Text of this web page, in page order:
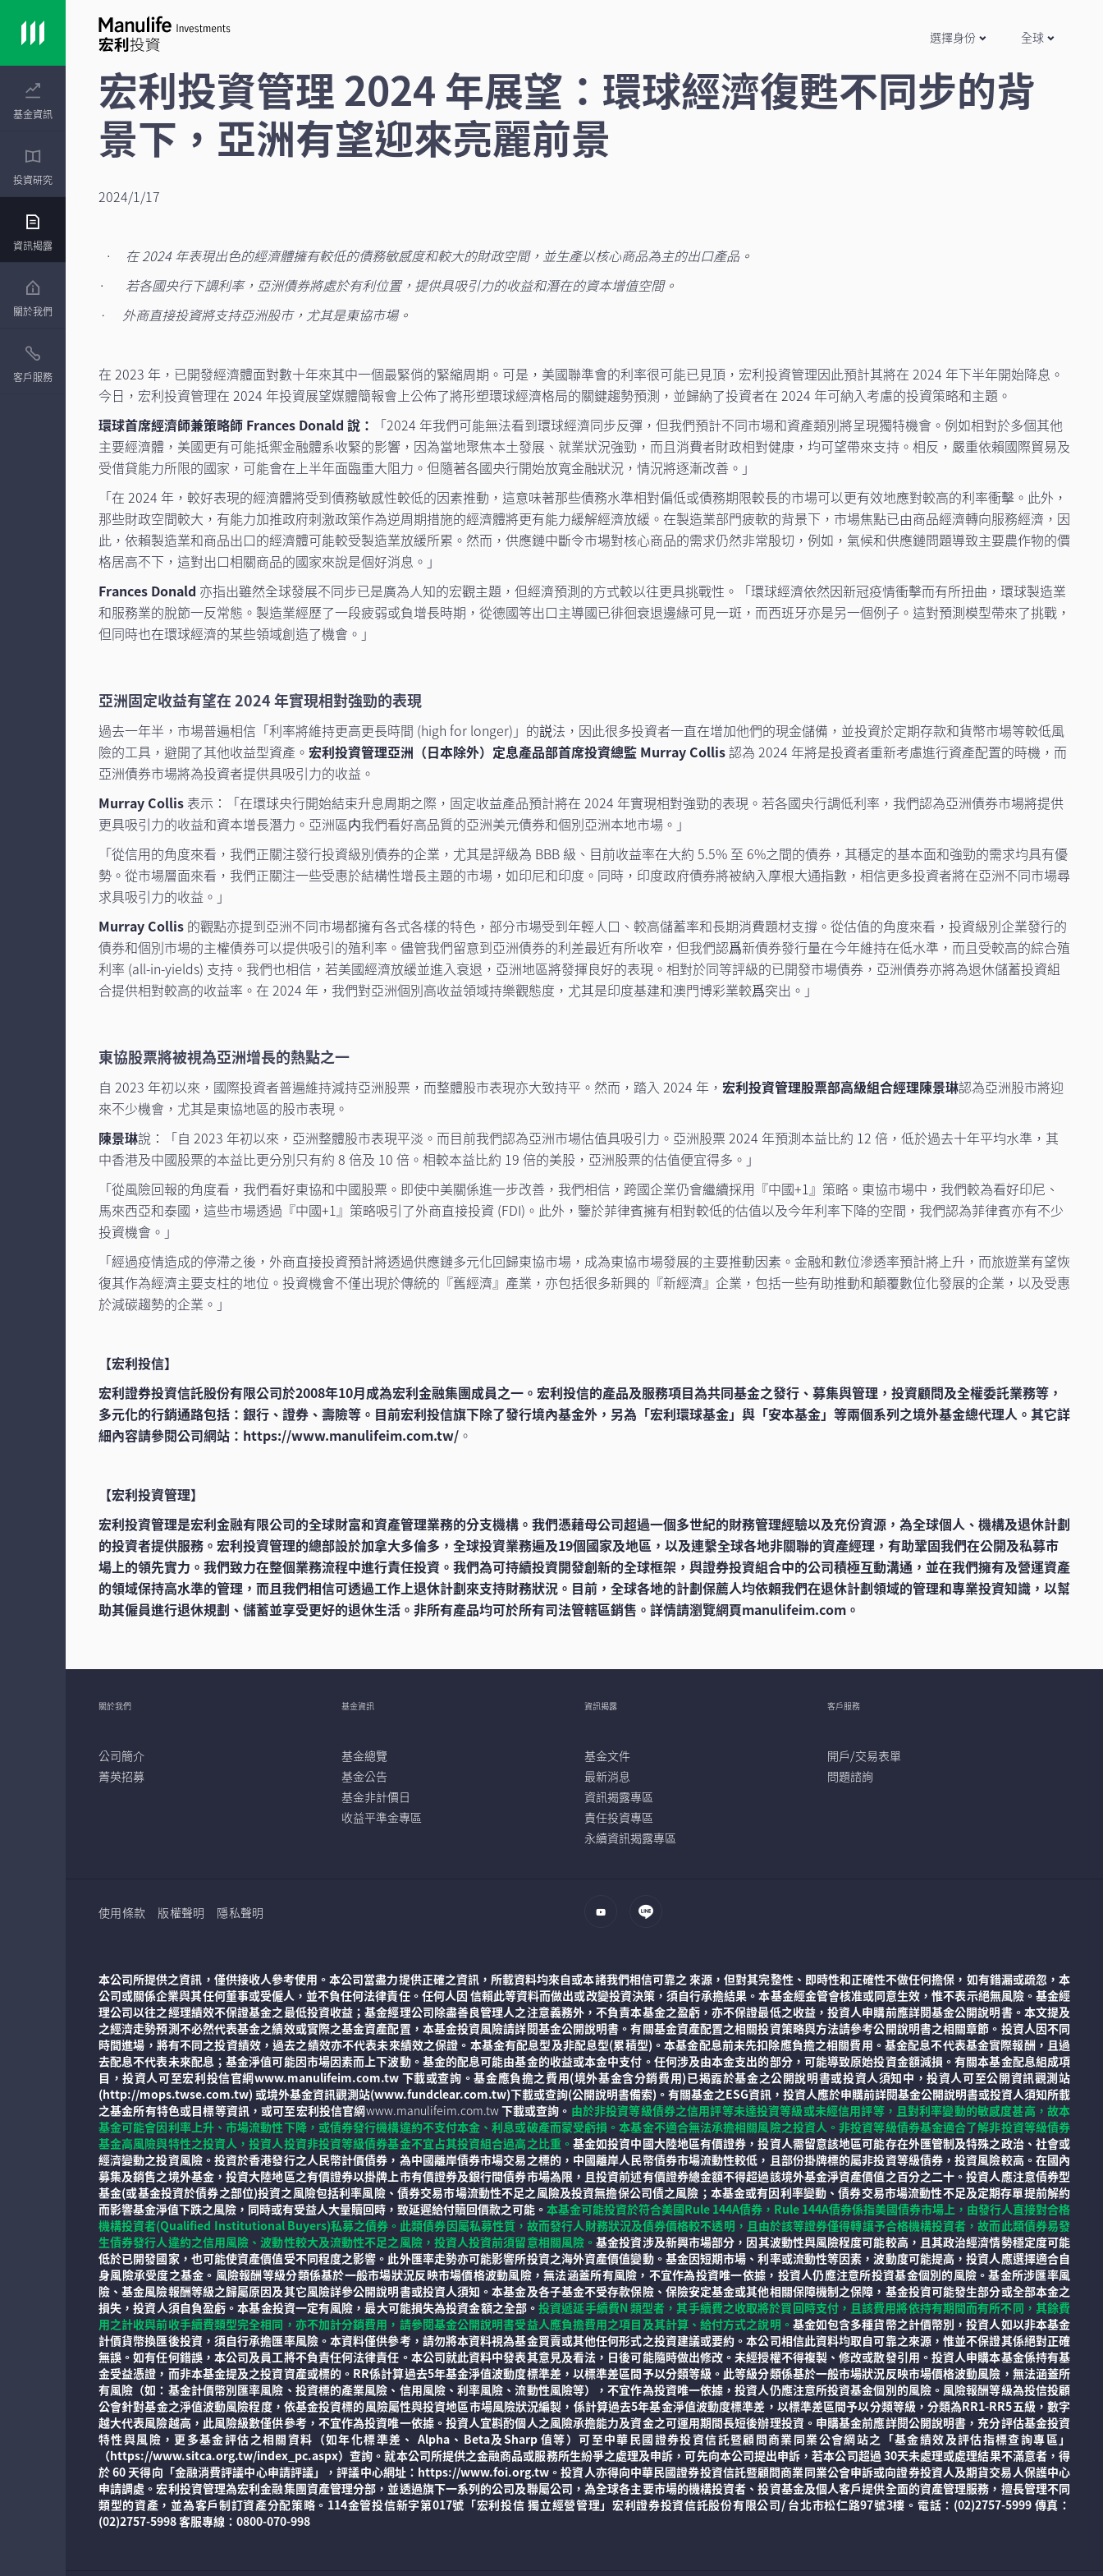
基金資訊
投資研究
資訊揭露
關於我們
客戶服務
選擇身份 全球
宏利投資管理 2024 年展望：環球經濟復甦不同步的背
景下，亞洲有望迎來亮麗前景
2024/1/17
· 在 2024 年表現出色的經濟體擁有較低的債務敏感度和較大的財政空間，並生產以核心商品為主的出口產品。
· 若各國央行下調利率，亞洲債券將處於有利位置，提供具吸引力的收益和潛在的資本增值空間。
· 外商直接投資將支持亞洲股市，尤其是東協市場。
在 2023 年，已開發經濟體面對數十年來其中一個最緊俏的緊縮周期。可是，美國聯準會的利率很可能已見頂，宏利投資管理因此預計其將在 2024 年下半年開始降息。
今日，宏利投資管理在 2024 年投資展望媒體簡報會上公佈了將形塑環球經濟格局的關鍵趨勢預測，並歸納了投資者在 2024 年可納入考慮的投資策略和主題。
環球首席經濟師兼策略師 Frances Donald 說：
「2024 年我們可能無法看到環球經濟同步反彈，但我們預計不同市場和資產類別將呈現獨特機會。例如相對於多個其他
主要經濟體，美國更有可能抵禦金融體系收緊的影響，因為當地聚焦本土發展、就業狀況強勁，而且消費者財政相對健康，均可望帶來支持。相反，嚴重依賴國際貿易及
受借貸能力所限的國家，可能會在上半年面臨重大阻力。但隨著各國央行開始放寬金融狀況，情況將逐漸改善。」
「在 2024 年，較好表現的經濟體將受到債務敏感性較低的因素推動，這意味著那些債務水準相對偏低或債務期限較長的市場可以更有效地應對較高的利率衝擊。此外，
那些財政空間較大，有能力加推政府刺激政策作為逆周期措施的經濟體將更有能力緩解經濟放緩。在製造業部門疲軟的背景下，市場焦點已由商品經濟轉向服務經濟，因
此，依賴製造業和商品出口的經濟體可能較受製造業放緩所累。然而，供應鏈中斷令市場對核心商品的需求仍然非常殷切，例如，氣候和供應鏈問題導致主要農作物的價
格居高不下，這對出口相關商品的國家來說是個好消息。」
Frances Donald 亦指出雖然全球發展不同步已是廣為人知的宏觀主題，但經濟預測的方式較以往更具挑戰性。「環球經濟依然因新冠疫情衝擊而有所扭曲，環球製造業
和服務業的脫節一反常態。製造業經歷了一段疲弱或負增長時期，從德國等出口主導國已徘徊衰退邊緣可見一斑，而西班牙亦是另一個例子。這對預測模型帶來了挑戰，
但同時也在環球經濟的某些領域創造了機會。」
亞洲固定收益有望在 2024 年實現相對強勁的表現
過去一年半，市場普遍相信「利率將維持更高更長時間 (high for longer)」的説法，因此很多投資者一直在增加他們的現金儲備，並投資於定期存款和貨幣市場等較低風
險的工具，避開了其他收益型資產。 宏利投資管理亞洲（日本除外）定息產品部首席投資總監 Murray Collis認為 2024 年將是投資者重新考慮進行資產配置的時機，而
亞洲債券市場將為投資者提供具吸引力的收益。
Murray Collis 表示：「在環球央行開始結束升息周期之際，固定收益產品預計將在 2024 年實現相對強勁的表現。若各國央行調低利率，我們認為亞洲債券市場將提供
更具吸引力的收益和資本增長潛力。亞洲區内我們看好高品質的亞洲美元債券和個別亞洲本地市場。」
「從信用的角度來看，我們正關注發行投資級別債券的企業，尤其是評級為 BBB 級、目前收益率在大約 5.5% 至 6%之間的債券，其穩定的基本面和強勁的需求均具有優
勢。從市場層面來看，我們正關注一些受惠於結構性增長主題的市場，如印尼和印度。同時，印度政府債券將被納入摩根大通指數，相信更多投資者將在亞洲不同市場尋
求具吸引力的收益。」
Murray Collis 的觀點亦提到亞洲不同市場都擁有各式各樣的特色，部分市場受到年輕人口、較高儲蓄率和長期消費題材支撐。從估值的角度來看，投資級別企業發行的
債券和個別市場的主權債券可以提供吸引的殖利率。儘管我們留意到亞洲債券的利差最近有所收窄，但我們認爲新債券發行量在今年維持在低水準，而且受較高的綜合殖
利率 (all-in-yields) 支持。我們也相信，若美國經濟放緩並進入衰退，亞洲地區將發揮良好的表現。相對於同等評級的已開發市場債券，亞洲債券亦將為退休儲蓄投資組
合提供相對較高的收益率。在 2024 年，我們對亞洲個別高收益領域持樂觀態度，尤其是印度基建和澳門博彩業較爲突出。」
東協股票將被視為亞洲增長的熱點之一
自 2023 年初以來，國際投資者普遍維持減持亞洲股票，而整體股市表現亦大致持平。然而，踏入 2024 年， 宏利投資管理股票部高級組合經理陳景琳認為亞洲股市將迎
來不少機會，尤其是東協地區的股市表現。
陳景琳說：「自 2023 年初以來，亞洲整體股市表現平淡。而目前我們認為亞洲市場估值具吸引力。亞洲股票 2024 年預測本益比約 12 倍，低於過去十年平均水準，其
中香港及中國股票的本益比更分別只有約 8 倍及 10 倍。相較本益比約 19 倍的美股，亞洲股票的估值便宜得多。」
「從風險回報的角度看，我們看好東協和中國股票。即使中美關係進一步改善，我們相信，跨國企業仍會繼續採用『中國+1』策略。東協市場中，我們較為看好印尼、
馬來西亞和泰國，這些市場透過『中國+1』策略吸引了外商直接投資 (FDI)。此外，鑒於菲律賓擁有相對較低的估值以及今年利率下降的空間，我們認為菲律賓亦有不少
投資機會。」
「經過疫情造成的停滯之後，外商直接投資預計將透過供應鏈多元化回歸東協市場，成為東協市場發展的主要推動因素。金融和數位滲透率預計將上升，而旅遊業有望恢
復其作為經濟主要支柱的地位。投資機會不僅出現於傳統的『舊經濟』產業，亦包括很多新興的『新經濟』企業，包括一些有助推動和顛覆數位化發展的企業，以及受惠
於減碳趨勢的企業。」
【宏利投信】
宏利證券投資信託股份有限公司於2008年10月成為宏利金融集團成員之一。宏利投信的產品及服務項目為共同基金之發行、募集與管理，投資顧問及全權委託業務等，
多元化的行銷通路包括：銀行、證券、壽險等。目前宏利投信旗下除了發行境內基金外，另為「宏利環球基金」與「安本基金」等兩個系列之境外基金總代理人。其它詳
細內容請參閱公司網站：https://www.manulifeim.com.tw/ 。
【宏利投資管理】
宏利投資管理是宏利金融有限公司的全球財富和資產管理業務的分支機構。我們憑藉母公司超過一個多世紀的財務管理經驗以及充份資源，為全球個人、機構及退休計劃
的投資者提供服務。宏利投資管理的總部設於加拿大多倫多，全球投資業務遍及19個國家及地區，以及連繫全球各地非關聯的資產經理，有助鞏固我們在公開及私募市
場上的領先實力。我們致力在整個業務流程中進行責任投資。我們為可持續投資開發創新的全球框架，與證券投資組合中的公司積極互動溝通，並在我們擁有及營運資產
的領域保持高水準的管理，而且我們相信可透過工作上退休計劃來支持財務狀況。目前，全球各地的計劃保薦人均依賴我們在退休計劃領域的管理和專業投資知識，以幫
助其僱員進行退休規劃、儲蓄並享受更好的退休生活。非所有產品均可於所有司法管轄區銷售。詳情請瀏覽網頁manulifeim.com。
關於我們
公司簡介
菁英招募
基金資訊
基金總覽
基金公告
基金非計價日
收益平準金專區
資訊揭露
基金文件
最新消息
資訊揭露專區
責任投資專區
永續資訊揭露專區
客戶服務
開戶/交易表單
問題諮詢
使用條款 版權聲明 隱私聲明
本公司所提供之資訊，僅供接收人參考使用。本公司當盡力提供正確之資訊，所載資料均來自或本諸我們相信可靠之 來源，但對其完整性、即時性和正確性不做任何擔保，如有錯漏或疏忽，本
公司或關係企業與其任何董事或受僱人，並不負任何法律責任。任何人因 信賴此等資料而做出或改變投資決策，須自行承擔結果。本基金經金管會核准或同意生效，惟不表示絕無風險。基金經
理公司以往之經理績效不保證基金之最低投資收益；基金經理公司除盡善良管理人之注意義務外，不負責本基金之盈虧，亦不保證最低之收益，投資人申購前應詳閱基金公開說明書。本文提及
之經濟走勢預測不必然代表基金之績效或實際之基金資產配置，本基金投資風險請詳閱基金公開說明書。有關基金資產配置之相關投資策略與方法請參考公開說明書之相關章節。投資人因不同
時間進場，將有不同之投資績效，過去之績效亦不代表未來績效之保證。本基金有配息型及非配息型(累積型)。本基金配息前未先扣除應負擔之相關費用。基金配息不代表基金實際報酬，且過
去配息不代表未來配息；基金淨值可能因市場因素而上下波動。基金的配息可能由基金的收益或本金中支付。任何涉及由本金支出的部分，可能導致原始投資金額減損。有關本基金配息組成項
目，投資人可至宏利投信官網www.manulifeim.com.tw 下載或查詢。基金應負擔之費用(境外基金含分銷費用)已揭露於基金之公開說明書或投資人須知中，投資人可至公開資訊觀測站
(http://mops.twse.com.tw) 或境外基金資訊觀測站(www.fundclear.com.tw)下載或查詢(公開說明書備索)。有關基金之ESG資訊，投資人應於申購前詳閱基金公開說明書或投資人須知所載
之基金所有特色或目標等資訊，或可至宏利投信官網www.manulifeim.com.tw下載或查詢。 由於非投資等級債券之信用評等未達投資等級或未經信用評等，且對利率變動的敏感度甚高，故本
基金可能會因利率上升、市場流動性下降，或債券發行機構違約不支付本金、利息或破產而蒙受虧損。本基金不適合無法承擔相關風險之投資人。非投資等級債券基金適合了解非投資等級債券
基金高風險與特性之投資人，投資人投資非投資等級債券基金不宜占其投資組合過高之比重。 基金如投資中國大陸地區有價證券，投資人需留意該地區可能存在外匯管制及特殊之政治、社會或
經濟變動之投資風險。投資於香港發行之人民幣計價債券，為中國離岸債券市場交易之標的，中國離岸人民幣債券市場流動性較低，且部份掛牌標的屬非投資等級債券，投資風險較高。在國內
募集及銷售之境外基金，投資大陸地區之有價證券以掛牌上市有價證券及銀行間債券市場為限，且投資前述有價證券總金額不得超過該境外基金淨資產價值之百分之二十。投資人應注意債券型
基金(或基金投資於債券之部位)投資之風險包括利率風險、債券交易市場流動性不足之風險及投資無擔保公司債之風險；本基金或有因利率變動、債券交易市場流動性不足及定期存單提前解約
而影響基金淨值下跌之風險，同時或有受益人大量贖回時，致延遲給付贖回價款之可能。 本基金可能投資於符合美國Rule 144A債券，Rule 144A債券係指美國債券市場上，由發行人直接對合格
機構投資者(Qualified Institutional Buyers)私募之債券。此類債券因屬私募性質，故而發行人財務狀況及債券價格較不透明，且由於該等證券僅得轉讓予合格機構投資者，故而此類債券易發
生債券發行人違約之信用風險、波動性較大及流動性不足之風險，投資人投資前須留意相關風險。基金投資涉及新興市場部分，因其波動性與風險程度可能較高，且其政治經濟情勢穩定度可能
低於已開發國家，也可能使資產價值受不同程度之影響。此外匯率走勢亦可能影響所投資之海外資產價值變動。基金因短期市場、利率或流動性等因素，波動度可能提高，投資人應選擇適合自
身風險承受度之基金。風險報酬等級分類係基於一般市場狀況反映市場價格波動風險，無法涵蓋所有風險，不宜作為投資唯一依據，投資人仍應注意所投資基金個別的風險。基金所涉匯率風
險、基金風險報酬等級之歸屬原因及其它風險詳參公開說明書或投資人須知。本基金及各子基金不受存款保險、保險安定基金或其他相關保障機制之保障，基金投資可能發生部分或全部本金之
損失，投資人須自負盈虧。本基金投資一定有風險，最大可能損失為投資金額之全部。投資遞延手續費N 類型者，其手續費之收取將於買回時支付，且該費用將依持有期間而有所不同，其餘費
用之計收與前收手續費類型完全相同，亦不加計分銷費用，請參閱基金公開說明書受益人應負擔費用之項目及其計算、給付方式之說明。 基金如包含多種貨幣之計價幣別，投資人如以非本基金
計價貨幣換匯後投資，須自行承擔匯率風險。本資料僅供參考，請勿將本資料視為基金買賣或其他任何形式之投資建議或要約。本公司相信此資料均取自可靠之來源，惟並不保證其係絕對正確
無誤。如有任何錯誤，本公司及員工將不負責任何法律責任。本公司就此資料中發表其意見及看法，日後可能隨時做出修改。未經授權不得複製、修改或散發引用。投資人申購本基金係持有基
金受益憑證，而非本基金提及之投資資產或標的。RR係計算過去5年基金淨值波動度標準差，以標準差區間予以分類等級。此等級分類係基於一般市場狀況反映市場價格波動風險，無法涵蓋所
有風險（如：基金計價幣別匯率風險、投資標的產業風險、信用風險、利率風險、流動性風險等），不宜作為投資唯一依據，投資人仍應注意所投資基金個別的風險。風險報酬等級為投信投顧
公會針對基金之淨值波動風險程度，依基金投資標的風險屬性與投資地區市場風險狀況編製，係計算過去5年基金淨值波動度標準差，以標準差區間予以分類等級，分類為RR1-RR5五級，數字
越大代表風險越高，此風險級數僅供參考，不宜作為投資唯一依據。投資人宜斟酌個人之風險承擔能力及資金之可運用期間長短後辦理投資。申購基金前應詳閱公開說明書，充分評估基金投資
特性與風險，更多基金評估之相關資料（如年化標準差、 Alpha、Beta及Sharp 值等）可至中華民國證券投資信託暨顧問商業同業公會網站之「基金績效及評估指標查詢專區」
（https://www.sitca.org.tw/index_pc.aspx）查詢。就本公司所提供之金融商品或服務所生紛爭之處理及申訴，可先向本公司提出申訴，若本公司超過 30天未處理或處理結果不滿意者，得
於 60 天得向「金融消費評議中心申請評議」，評議中心網址：https://www.foi.org.tw。投資人亦得向中華民國證券投資信託暨顧問商業同業公會申訴或向證券投資人及期貨交易人保護中心
申請調處。宏利投資管理為宏利金融集團資產管理分部，並透過旗下一系列的公司及聯屬公司，為全球各主要市場的機構投資者、投資基金及個人客戶提供全面的資產管理服務，擅長管理不同
類型的資產，並為客戶制訂資產分配策略。114金管投信新字第017號「宏利投信 獨立經營管理」宏利證券投資信託股份有限公司/ 台北市松仁路97號3樓。電話：(02)2757-5999 傳真：
(02)2757-5998 客服專線：0800-070-998